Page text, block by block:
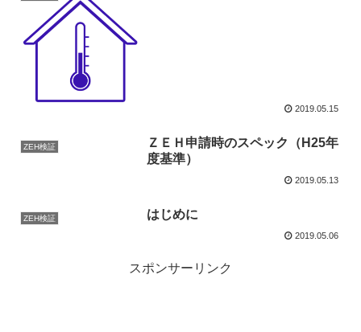
2019.05.15
ZEH検証
ＺＥＨ申請時のスペック（H25年
度基準）
2019.05.13
ZEH検証 はじめに
2019.05.06
スポンサーリンク